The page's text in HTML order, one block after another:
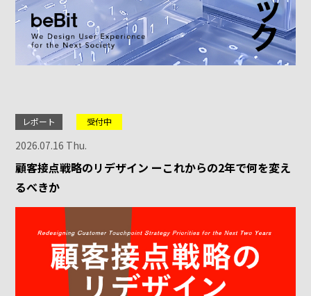
レポート 受付中
2026.07.16 Thu.
顧客接点戦略のリデザイン ーこれからの2年で何を変え
るべきか